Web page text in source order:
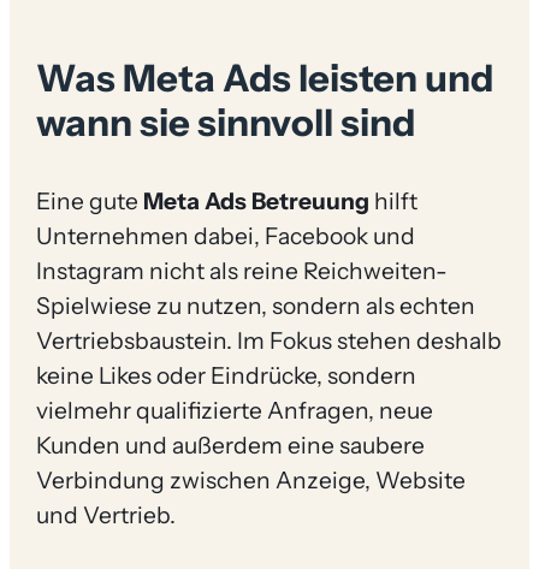
Was Meta Ads leisten und
wann sie sinnvoll sind
Eine gute Meta Ads Betreuung hilft
Unternehmen dabei, Facebook und
Instagram nicht als reine Reichweiten-
Spielwiese zu nutzen, sondern als echten
Vertriebsbaustein. Im Fokus stehen deshalb
keine Likes oder Eindrücke, sondern
vielmehr qualifizierte Anfragen, neue
Kunden und außerdem eine saubere
Verbindung zwischen Anzeige, Website
und Vertrieb.